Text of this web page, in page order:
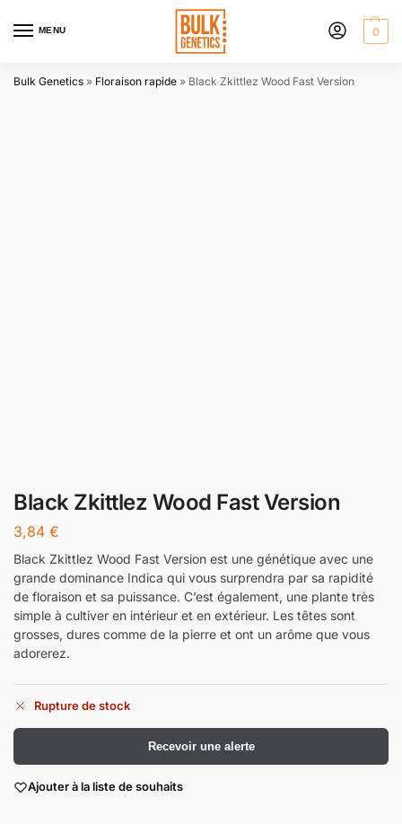
MENU 0
Bulk Genetics » Floraison rapide » Black Zkittlez Wood Fast Version
Black Zkittlez Wood Fast Version
3,84 €
Black Zkittlez Wood Fast Version est une génétique avec une
grande dominance Indica qui vous surprendra par sa rapidité
de floraison et sa puissance. C’est également, une plante très
simple à cultiver en intérieur et en extérieur. Les têtes sont
grosses, dures comme de la pierre et ont un arôme que vous
adorerez.
Rupture de stock
Recevoir une alerte
Ajouter à la liste de souhaits